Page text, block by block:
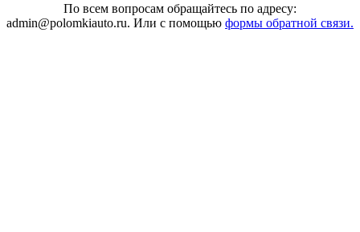
По всем вопросам обращайтесь по адресу:
admin@polomkiauto.ru. Или с помощью формы обратной связи.